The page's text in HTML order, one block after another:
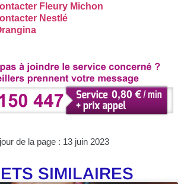
Fleury Michon
Nestlé
de la page : 13 juin 2023
SIMILAIRES